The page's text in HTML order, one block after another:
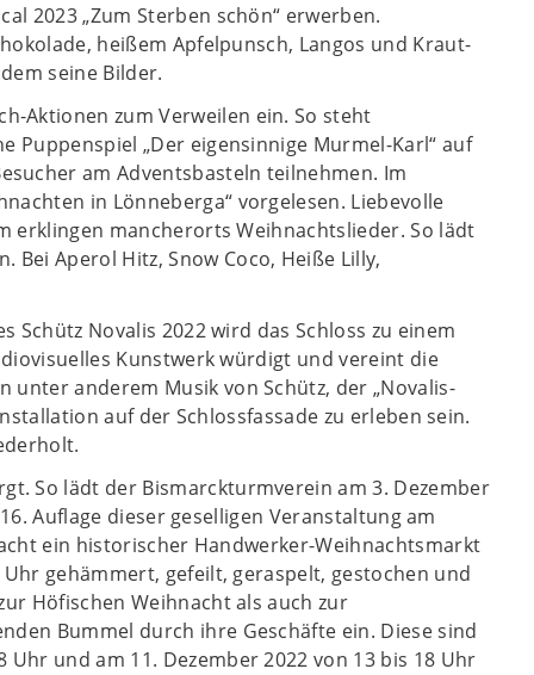
2023 „Zum Sterben schön“ erwerben.
heißem Apfelpunsch, Langos und Kraut-
seine Bilder.
Aktionen zum Verweilen ein. So steht
Puppenspiel „Der eigensinnige Murmel-Karl“ auf
am Adventsbasteln teilnehmen. Im
in Lönneberga“ vorgelesen. Liebevolle
erklingen mancherorts Weihnachtslieder. So lädt
Bei Aperol Hitz, Snow Coco, Heiße Lilly,
Schütz Novalis 2022 wird das Schloss zu einem
Kunstwerk würdigt und vereint die
unter anderem Musik von Schütz, der „Novalis-
auf der Schlossfassade zu erleben sein.
So lädt der Bismarckturmverein am 3. Dezember
Auflage dieser geselligen Veranstaltung am
ein historischer Handwerker-Weihnachtsmarkt
gehämmert, gefeilt, geraspelt, gestochen und
Höfischen Weihnacht als auch zur
Bummel durch ihre Geschäfte ein. Diese sind
und am 11. Dezember 2022 von 13 bis 18 Uhr